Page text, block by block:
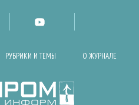
РУБРИКИ И ТЕМЫ О ЖУРНАЛЕ